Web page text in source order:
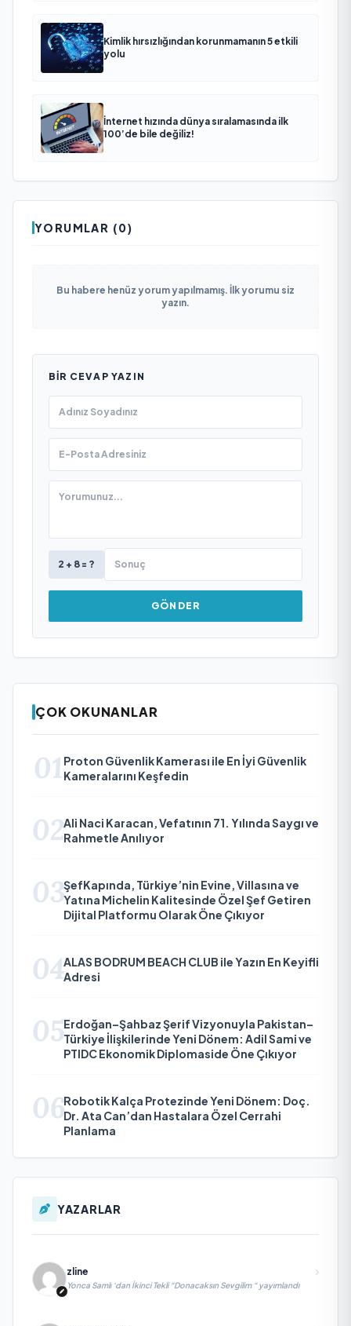
Kimlik hırsızlığından korunmamanın 5 etkili
yolu
İnternet hızında dünya sıralamasında ilk
100’de bile değiliz!
YORUMLAR (0)
Bu habere henüz yorum yapılmamış. İlk yorumu siz
yazın.
BIR CEVAP YAZIN
2 + 8 = ?
GÖNDER
ÇOK OKUNANLAR
01 Proton Güvenlik Kamerası ile En İyi Güvenlik
Kameralarını Keşfedin
02Ali Naci Karacan, Vefatının 71. Yılında Saygı ve
Rahmetle Anılıyor
03ŞefKapında, Türkiye’nin Evine, Villasına ve
Yatına Michelin Kalitesinde Özel Şef Getiren
Dijital Platformu Olarak Öne Çıkıyor
04ALAS BODRUM BEACH CLUB ile Yazın En Keyifli
Adresi
05Erdoğan–Şahbaz Şerif Vizyonuyla Pakistan–
Türkiye İlişkilerinde Yeni Dönem: Adil Sami ve
PTIDC Ekonomik Diplomaside Öne Çıkıyor
06Robotik Kalça Protezinde Yeni Dönem: Doç.
Dr. Ata Can’dan Hastalara Özel Cerrahi
Planlama
YAZARLAR
zline
Yonca Samlı ‘dan İkinci Tekli “Donacaksın Sevgilim “ yayımlandı